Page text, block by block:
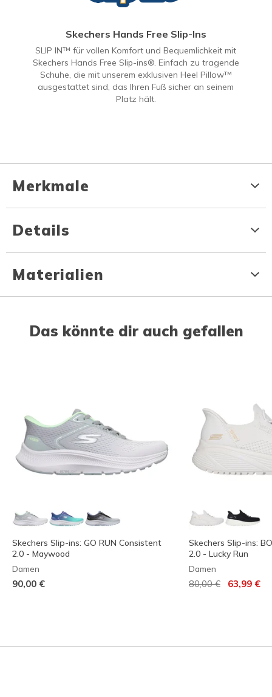
Skechers Hands Free Slip-Ins
SLIP IN™ für vollen Komfort und Bequemlichkeit mit
Skechers Hands Free Slip-ins®. Einfach zu tragende
Schuhe, die mit unserem exklusiven Heel Pillow™
ausgestattet sind, das Ihren Fuß sicher an seinem
Platz hält.
Merkmale
Details
Materialien
Das könnte dir auch gefallen
Skechers Slip-ins: GO RUN Consistent
2.0 - Maywood
Damen
90,00 €
Skechers Slip-ins:
2.0 - Lucky Run
Damen
Reduziert von
80,00 €auf63,99 €